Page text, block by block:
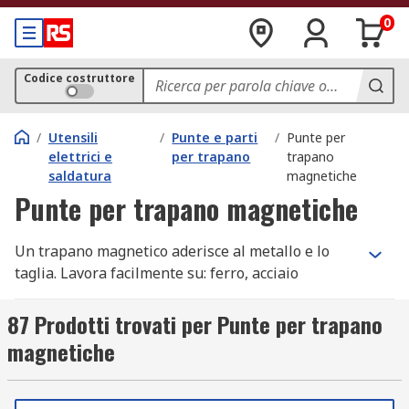
0
Codice costruttore
/ Utensili
elettrici e
saldatura
/ Punte e parti
per trapano
/ Punte per
trapano
magnetiche
Punte per trapano magnetiche
Un trapano magnetico aderisce al metallo e lo
taglia. Lavora facilmente su: ferro, acciaio
simili.
Esegue l'applicazione in modo più veloce, dura
più a lungo e produce una finitura migliore
rispetto a un tradizionale trapano per metallo.
87 Prodotti trovati per Punte per trapano
magnetiche